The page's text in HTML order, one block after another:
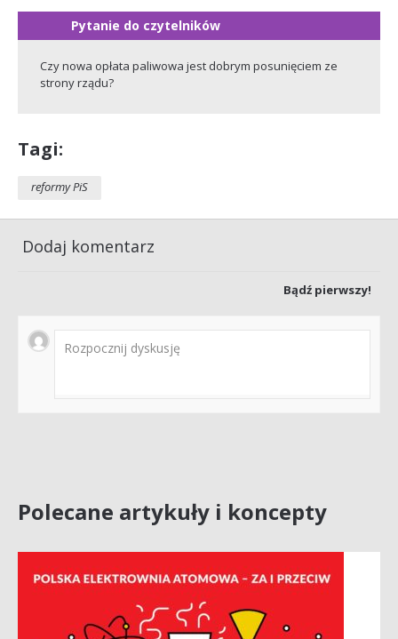
Czy nowa opłata paliwowa jest dobrym posunięciem ze
strony rządu?
Tagi:
reformy PiS
Dodaj komentarz
Bądź pierwszy!
Polecane artykuły i koncepty